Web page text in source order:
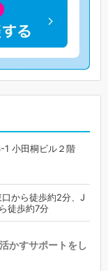
1 小田桐ビル２階
から徒歩約2分、J
徒歩約7分
かすサポートをし